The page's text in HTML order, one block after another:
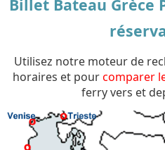
Billet Bateau Grèce
Utilisez notre moteur de
horaires et pourcomparer
ferry vers et